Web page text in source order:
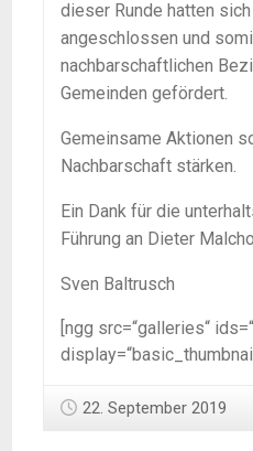
dieser Runde hatten
angeschlossen und
nachbarschaftlichen
Gemeinden gefördert.
Gemeinsame Aktionen
Nachbarschaft stärken.
Ein Dank für die
Führung an Dieter
Sven Baltrusch
[ngg src=“galleries“
22. September 2019